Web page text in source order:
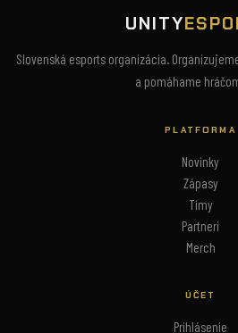
UNITY
Slovenská esports organizácia.
a pomáhame
PLATFORMA
Novinky
Zápasy
Tímy
Partneri
Merch
ÚČET
Prihlásenie